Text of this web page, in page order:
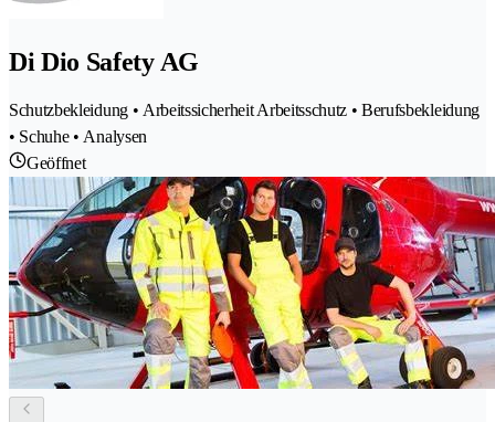
Di Dio Safety AG
Schutzbekleidung • Arbeitssicherheit Arbeitsschutz • Berufsbekleidung
• Schuhe • Analysen
Geöffnet